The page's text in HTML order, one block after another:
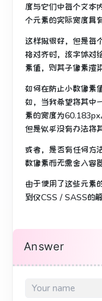
度与它们中每个文本
个元素的实际宽度具
这样做很好，但是每
格对齐时，该字体对
素值，则其子像素渲
如何在防止小数像素
如，当我希望将其中
素的宽度为60.183px
但是似乎没有办法将
或者，是否有任何方
数像素而无需舍入容
由于使用了这些元素
到仅CSS / SASS的解
Answer